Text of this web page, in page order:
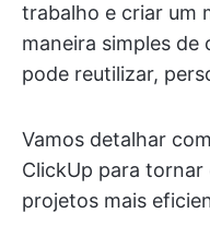
trabalho e criar um
maneira simples de
pode reutilizar,
Vamos detalhar
ClickUp para
projetos mais